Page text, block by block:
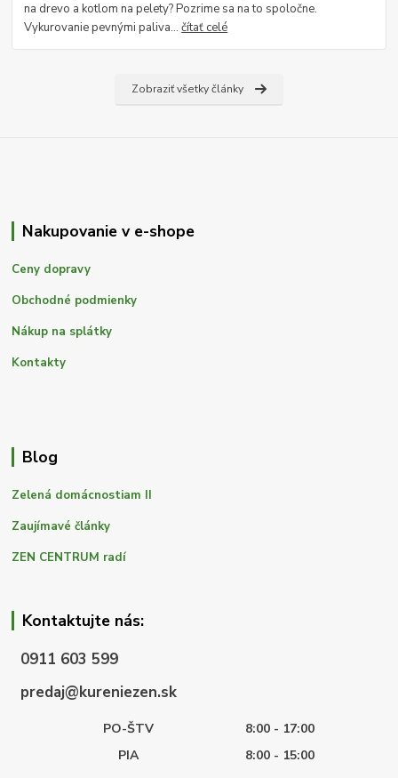
na drevo a kotlom na pelety? Pozrime sa na to spoločne.
Vykurovanie pevnými paliva...čítať celé
Zobraziť všetky články
Nakupovanie v e-shope
Ceny dopravy
Obchodné podmienky
Nákup na splátky
Kontakty
Blog
Zelená domácnostiam II
Zaujímavé články
ZEN CENTRUM radí
Kontaktujte nás:
0911 603 599
predaj@kureniezen.sk
PO-ŠTV
8:00 - 17:00
PIA
8:00 - 15:00